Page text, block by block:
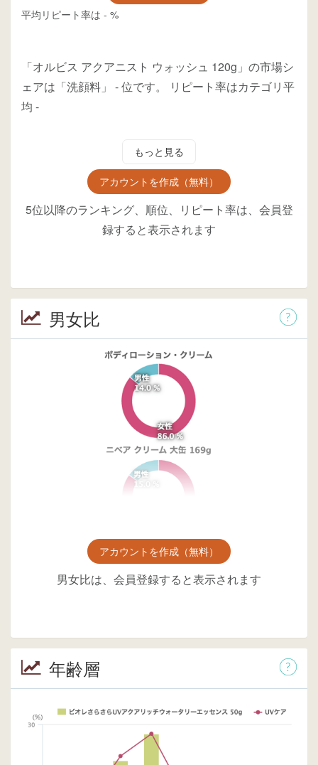
平均リピート率は - %
「オルビス アクアニスト ウォッシュ 120g」の市場シ
ェアは「洗顔料」 -位です。
リピート率はカテゴリ平
均 -
もっと見る
アカウントを作成（無料）
5位以降のランキング、順位、リピート率は、会員登
録すると表示されます
男女比
アカウントを作成（無料）
男女比は、会員登録すると表示されます
年齢層